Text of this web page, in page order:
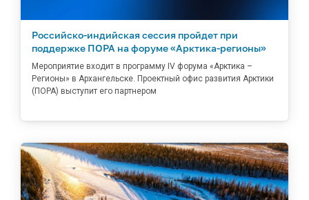
Российско-индийская сессия пройдет при
поддержке ПОРА на форуме «Арктика-регионы»
Мероприятие входит в программу IV форума «Арктика –
Регионы» в Архангельске. Проектный офис развития Арктики
(ПОРА) выступит его партнером